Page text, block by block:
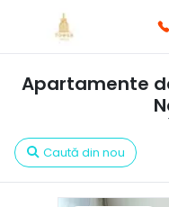
Apartamente
Caută din nou